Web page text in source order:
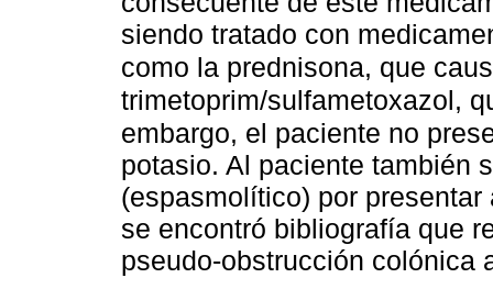
siendo tratado con
como la prednisona, que
trimetoprim/sulfametoxazol,
embargo, el paciente no
potasio. Al paciente también
(espasmolítico) por
se encontró bibliografía que
pseudo-obstrucción colónica